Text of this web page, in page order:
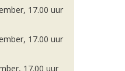
17.00 uur
17.00 uur
17.00 uur